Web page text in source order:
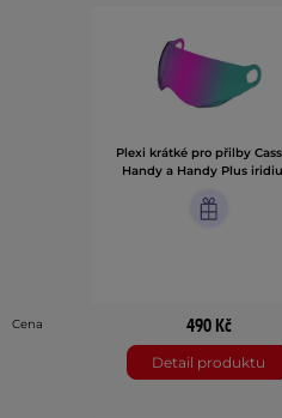
Plexi krátké pro přilby
Handy a Handy Plus
Cena 490 Kč
Detail produktu